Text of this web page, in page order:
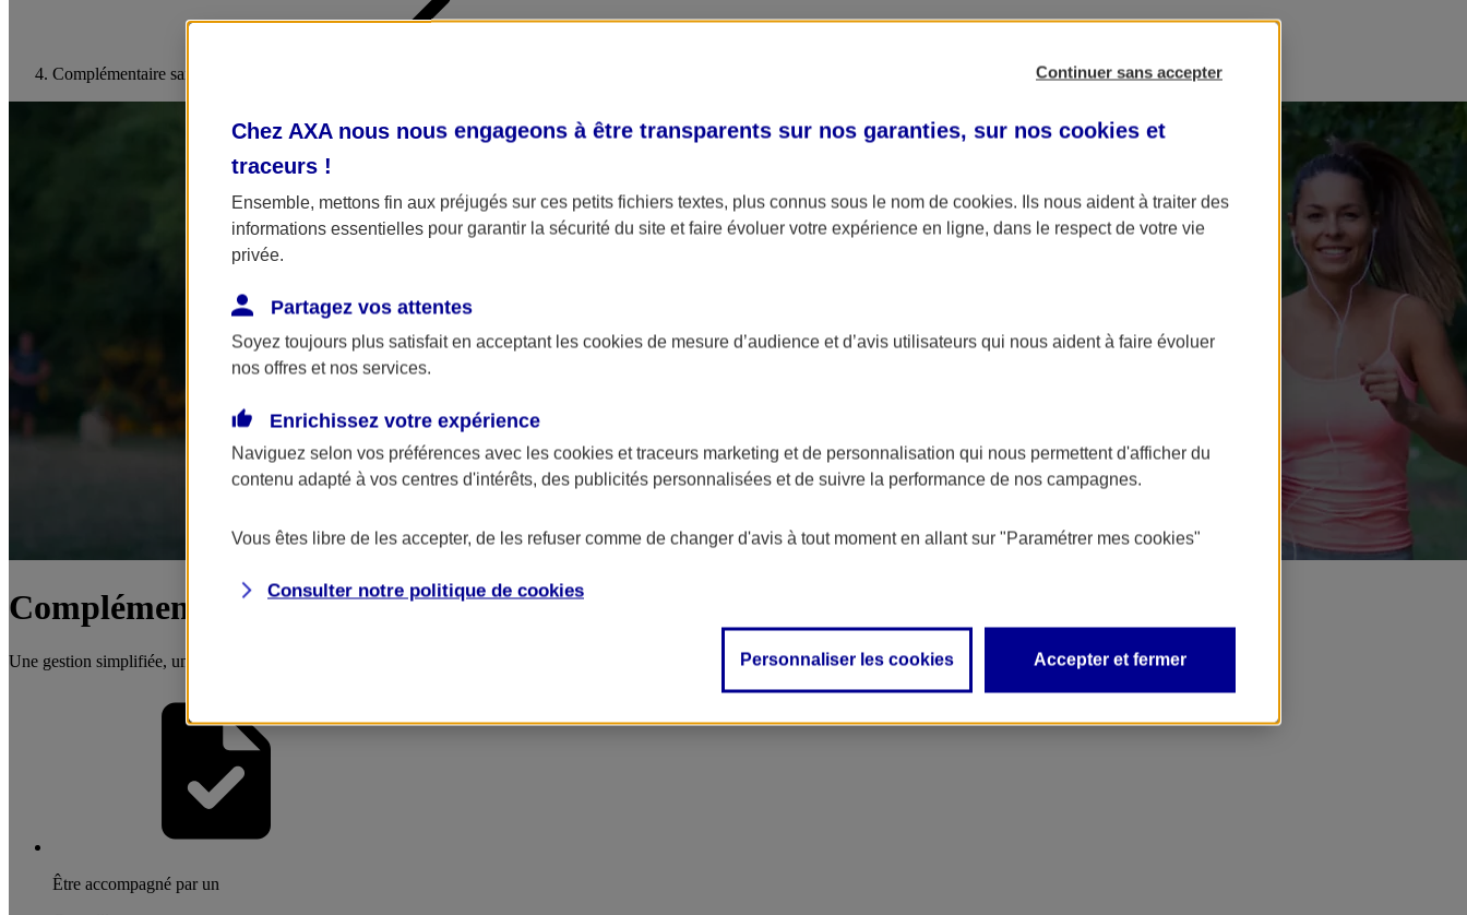
Complémentaire santé salariés
Complémentaire santé salariés
Une gestion simplifiée, une protection santé personnalisable et un accès à des services innovants.
Être accompagné par un
Continuer sans accepter
Chez AXA nous nous engageons à être transparents sur nos garanties, sur nos cookies et
traceurs !
Ensemble, mettons fin aux préjugés sur ces petits fichiers textes, plus connus sous le nom de cookies. Ils nous aident à traiter des
informations essentielles pour garantir la sécurité du site et faire évoluer votre expérience en ligne, dans le respect de votre vie
privée.
Partagez vos attentes
Soyez toujours plus satisfait en acceptant les cookies de mesure d’audience et d’avis utilisateurs qui nous aident à faire évoluer
nos offres et nos services.
Enrichissez votre expérience
Naviguez selon vos préférences avec les cookies et traceurs marketing et de personnalisation qui nous permettent d'afficher du
contenu adapté à vos centres d'intérêts, des publicités personnalisées et de suivre la performance de nos campagnes.
Vous êtes libre de les accepter, de les refuser comme de changer d'avis à tout moment en allant sur "Paramétrer mes cookies"
Consulter notre politique de cookies
Personnaliser les cookies Accepter et fermer